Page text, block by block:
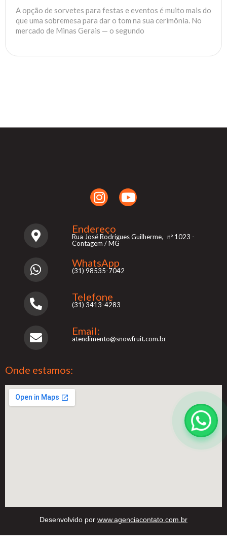
A opção de sorvetes para festas e eventos é muito mais do
que uma sobremesa para dar o tom na sua cerimônia. No
mercado de Minas Gerais — o segundo
Endereço
Rua José Rodrigues Guilherme, nº 1023 -
Contagem / MG
WhatsApp
(31) 98535-7042
Telefone
(31) 3413-4283
Email:
atendimento@snowfruit.com.br
Onde estamos:
Desenvolvido por www.agenciacontato.com.br